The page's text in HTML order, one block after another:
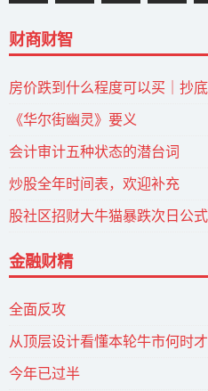
财商财智
房价跌到什么程度可以买｜抄底
《华尔街幽灵》要义
会计审计五种状态的潜台词
炒股全年时间表，欢迎补充
股社区招财大牛猫暴跌次日公式
金融财精
全面反攻
从顶层设计看懂本轮牛市何时
今年已过半